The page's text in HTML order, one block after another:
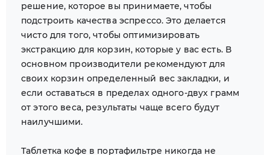
решение, которое вы принимаете, чтобы
подстроить качества эспрессо. Это делается
чисто для того, чтобы оптимизировать
экстракцию для корзин, которые у вас есть. В
основном производители рекомендуют для
своих корзин определенный вес закладки, и
если оставаться в пределах одного-двух грамм
от этого веса, результаты чаще всего будут
наилучшими.
Таблетка кофе в портафильтре никогда не